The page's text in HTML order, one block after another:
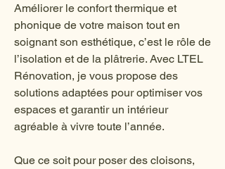
Améliorer le confort thermique et
phonique de votre maison tout en
soignant son esthétique, c’est le rôle de
l’isolation et de la plâtrerie. Avec LTEL
Rénovation, je vous propose des
solutions adaptées pour optimiser vos
espaces et garantir un intérieur
agréable à vivre toute l’année.
Que ce soit pour poser des cloisons,